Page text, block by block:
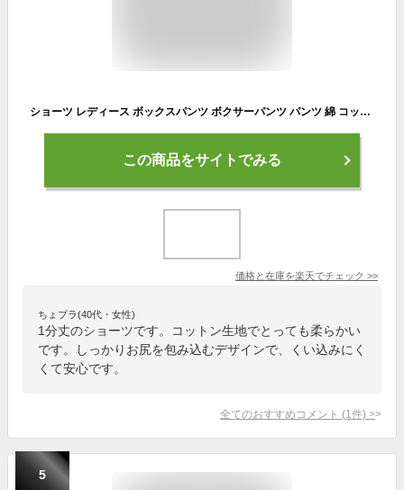
ショーツ レディース ボックスパンツ ボクサーパンツ パンツ 綿 コットン ボーイレッグ 下着 インナー 女性下着 シンプル 無地 リブ 単品 肌着 普段使い デイリー
この商品をサイトでみる
価格と在庫を楽天でチェック >>
ちょプラ(40代・女性)
1分丈のショーツです。コットン生地でとっても柔らかい
です。しっかりお尻を包み込むデザインで、くい込みにく
くて安心です。
全てのおすすめコメント (1 件) >
5